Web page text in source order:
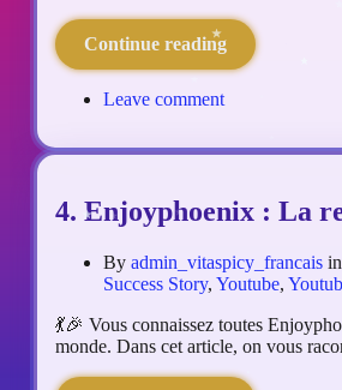
Continue reading
Leave comment
4. Enjoyphoenix : La
By admin_vitaspicy_francais in
Success Story, Youtube,
💃🎉 Vous connaissez toutes
monde. Dans cet article, on vous